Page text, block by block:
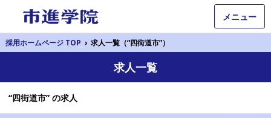
メニュー
採用ホームページ TOP › 求人一覧（“四街道市”）
求人一覧
“四街道市” の求人